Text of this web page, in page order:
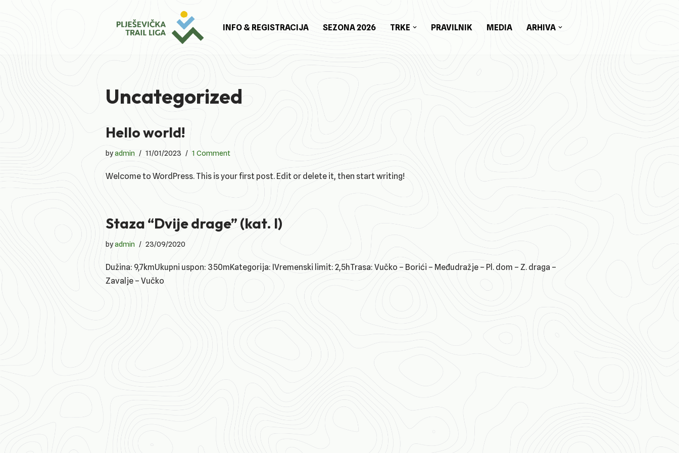
INFO & REGISTRACIJA SEZONA 2026 TRKE PRAVILNIK MEDIA ARHIVA
Uncategorized
Hello world!
byadmin 11/01/2023 1 Comment
Welcome to WordPress. This is your first post. Edit or delete it, then start writing!
Staza “Dvije drage” (kat. I)
byadmin 23/09/2020
Dužina: 9,7kmUkupni uspon: 350mKategorija: IVremenski limit: 2,5hTrasa: Vučko – Borići – Međudražje – Pl. dom – Z. draga –
Zavalje – Vučko